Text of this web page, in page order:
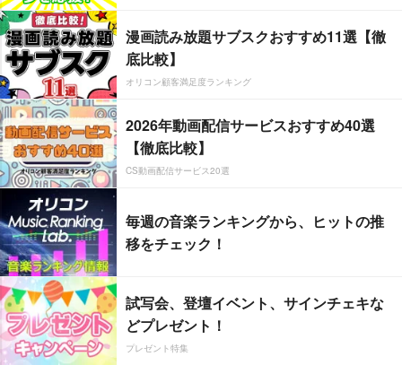
漫画読み放題サブスクおすすめ11選【徹
底比較】
オリコン顧客満足度ランキング
2026年動画配信サービスおすすめ40選
【徹底比較】
CS動画配信サービス20選
毎週の音楽ランキングから、ヒットの推
移をチェック！
試写会、登壇イベント、サインチェキな
どプレゼント！
プレゼント特集